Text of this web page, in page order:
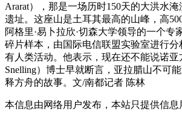
Ararat），那是一场历时150天的大洪水
遗址。这座山是土耳其最高的山峰，高
阿格里·易卜拉欣·切森大学领导的一个
碎片样本，由国际电信联盟实验室进行
有人类活动。他表示，现在还不能说诺
Snelling）博士早就断言，亚拉腊山不可
释方舟的故事。文/南都记者 陈林
本信息由网络用户发布， 本站只提供信息